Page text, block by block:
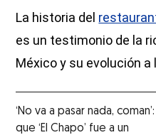
La historia del
es un testimonio de la
México y su evolución a
‘No va a pasar nada, coman’:
que ‘El Chapo’ fue a un